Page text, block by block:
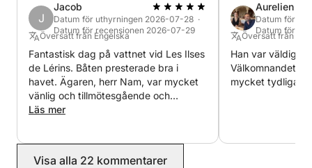
Tillval:
🥂 - Drycker/aptitretare
🥓 - Charkuteribricka från cateringfirman
🍉 - Bukett med säsongens frukter
J
Jacob
Datum för uthyrningen 2026-07-28 ·
Datum för recensionen 2026-07-29
Översatt från Engelska
Fantastisk dag på vattnet vid Les Ilses
de Lérins. Båten presterade bra i
havet. Ägaren, herr Nam, var mycket
vänlig och tillmötesgående och
förklarade allt om båten mycket
Läs mer
Aurelien
Datum för
Datum för
Översatt från
Han var väldigt
Välkomnandet
mycket tydliga!
Visa alla 22 kommentarer